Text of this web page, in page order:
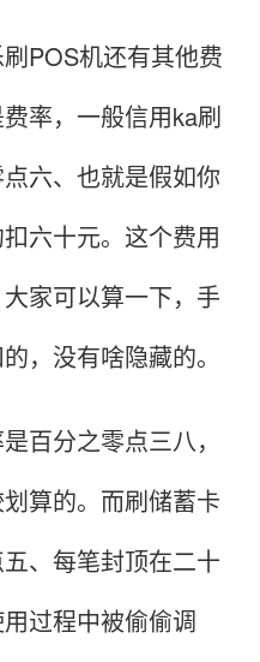
POS机还有其他费
率，一般信用ka刷
六、也就是假如你
六十元。这个费用
家可以算一下，手
，没有啥隐藏的。
分之零点三八，
算的。而刷储蓄卡
、每笔封顶在二十
过程中被偷偷调